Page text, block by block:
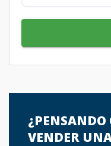
¿PENSANDO
VENDER